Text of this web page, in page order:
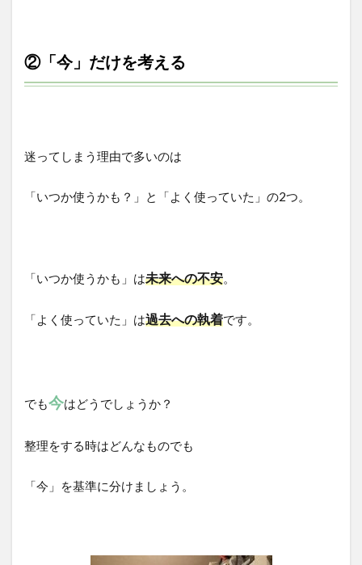
②「今」だけを考える
迷ってしまう理由で多いのは
「いつか使うかも？」と「よく使っていた」の2つ。
「いつか使うかも」は未来への不安。
「よく使っていた」は過去への執着です。
でも今はどうでしょうか？
整理をする時はどんなものでも
「今」を基準に分けましょう。